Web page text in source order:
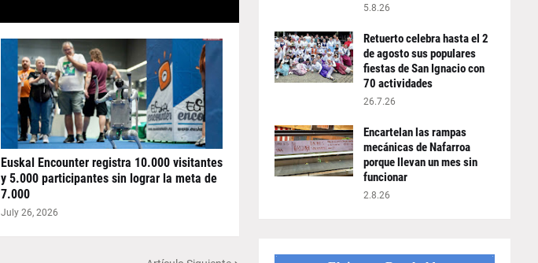
Euskal Encounter registra 10.000 visitantes
y 5.000 participantes sin lograr la meta de
7.000
July 26, 2026
5.8.26
Retuerto celebra hasta el 2
de agosto sus populares
fiestas de San Ignacio con
70 actividades
26.7.26
Encartelan las rampas
mecánicas de Nafarroa
porque llevan un mes sin
funcionar
2.8.26